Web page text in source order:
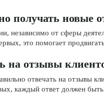
получать новые
независимо от сферы
это помогает
на отзывы
отвечать на отзывы
каждый ответ должен